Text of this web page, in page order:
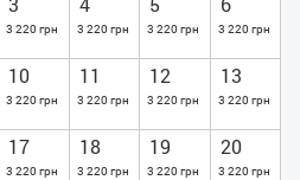
3 220 грн 3 220 грн 3 220 грн 3 220 грн
10
3 220 грн
11
3 220 грн
12
3 220 грн
13
3 220 грн
17
3 220 грн
18
3 220 грн
19
3 220 грн
20
3 220 грн